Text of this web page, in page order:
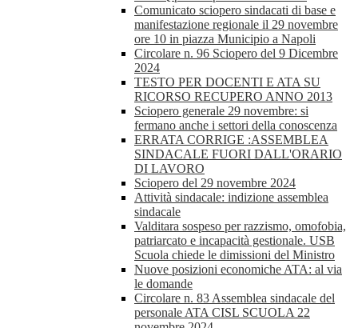
Comunicato sciopero sindacati di base e
manifestazione regionale il 29 novembre
ore 10 in piazza Municipio a Napoli
Circolare n. 96 Sciopero del 9 Dicembre
2024
TESTO PER DOCENTI E ATA SU
RICORSO RECUPERO ANNO 2013
Sciopero generale 29 novembre: si
fermano anche i settori della conoscenza
ERRATA CORRIGE :ASSEMBLEA
SINDACALE FUORI DALL'ORARIO
DI LAVORO
Sciopero del 29 novembre 2024
Attività sindacale: indizione assemblea
sindacale
Valditara sospeso per razzismo, omofobia,
patriarcato e incapacità gestionale. USB
Scuola chiede le dimissioni del Ministro
Nuove posizioni economiche ATA: al via
le domande
Circolare n. 83 Assemblea sindacale del
personale ATA CISL SCUOLA 22